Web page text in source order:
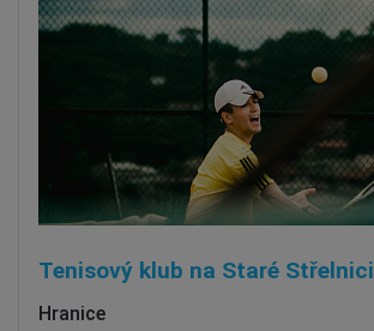
Tenisový klub na Staré Střelnici
Hranice